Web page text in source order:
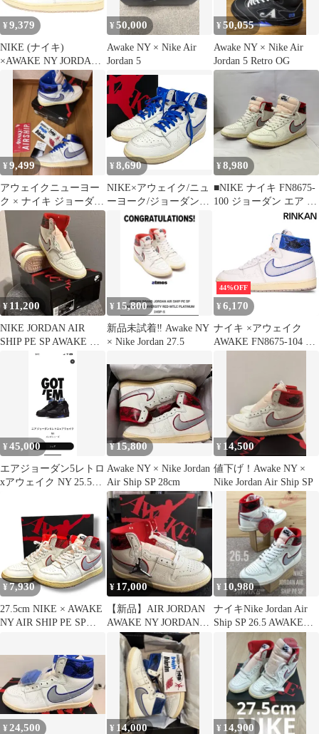
¥ 9,379
NIKE (ナイキ)
×AWAKE NY JORDAN
AIR SHIP SP
UNIVERSITY RED アウ
ェイクニューヨーク ジ
ョーダンエアシップ ハ
イカットスニーカー ホ
ワイト US10/28cm
FN8675-100
¥50,000
Awake NY × Nike Air
Jordan 5
¥50,055
Awake NY × Nike Air
Jordan 5 Retro OG
¥9,499
アウェイクニューヨー
ク × ナイキ ジョーダン
エアシップ SP 23セン
チ
¥ 8,690
NIKE×アウェイク/ニュ
ーヨーク/ジョーダンエ
アシップ/FN8675-104/
スニーカー/サイズ28㎝/
ホワイト×ブルー/メン
ズ/FB3796
¥8,980
■NIKE ナイキ FN8675-
100 ジョーダン エア シ
ップ PE スペシャル ア
ウェイク ニューヨーク
27cm A25-111
¥ 11,200
NIKE JORDAN AIR
SHIP PE SP AWAKE NY
¥ 15,800
新品未試着‼️ Awake NY
× Nike Jordan 27.5
44%OFF
¥ 6,170
ナイキ ×アウェイク
AWAKE FN8675-104 ア
メンズ 27.5cm
¥45,000
エアジョーダン5レトロ
xアウェイク NY 25.5㎝/
¥15,800
Awake NY × Nike Jordan
Air Ship SP 28cm
¥ 14,500
値下げ！Awake NY ×
Nike Jordan Air Ship SP
¥ 7,930
27.5cm NIKE × AWAKE
NY AIR SHIP PE SP
¥ 17,000
【新品】AIR JORDAN
AWAKE NY JORDAN
AIR26.5cm
¥ 10,980
ナイキNike Jordan Air
Ship SP 26.5 AWAKEコ
¥ 24,500 ¥ 14,000 ¥ 14,900